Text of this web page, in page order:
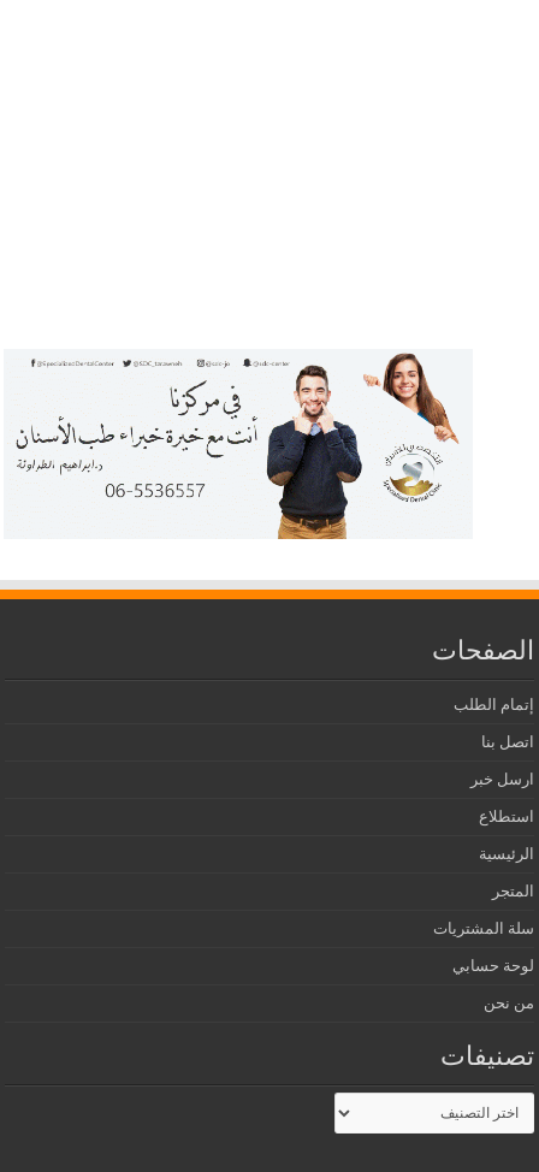
الصفحات
إتمام الطلب
اتصل بنا
ارسل خبر
استطلاع
الرئيسية
المتجر
سلة المشتريات
لوحة حسابي
من نحن
تصنيفات
تصنيفات